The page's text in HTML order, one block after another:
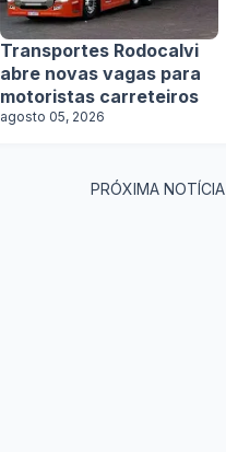
Transportes Rodocalvi
abre novas vagas para
motoristas carreteiros
agosto 05, 2026
PRÓXIMA NOTÍCIA